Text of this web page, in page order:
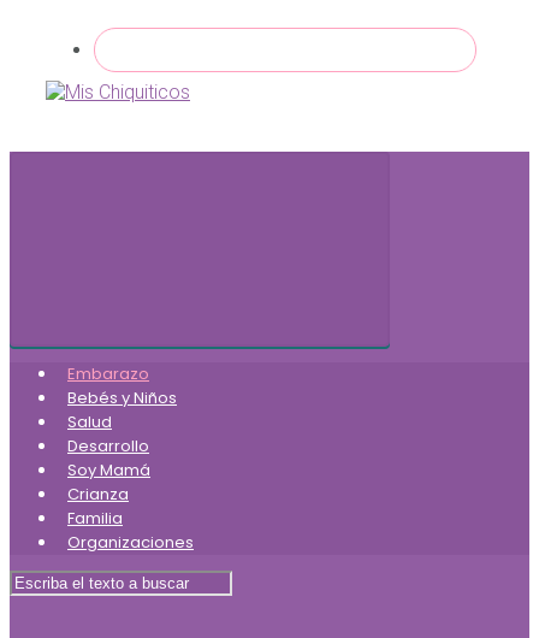
Embarazo
Bebés y Niños
Salud
Desarrollo
Soy Mamá
Crianza
Familia
Organizaciones